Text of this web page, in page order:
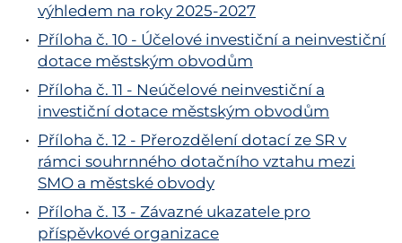
výhledem na roky 2025-2027
Příloha č. 10 - Účelové investiční a neinvestiční
dotace městským obvodům
Příloha č. 11 - Neúčelové neinvestiční a
investiční dotace městským obvodům
Příloha č. 12 - Přerozdělení dotací ze SR v
rámci souhrnného dotačního vztahu mezi
SMO a městské obvody
Příloha č. 13 - Závazné ukazatele pro
příspěvkové organizace